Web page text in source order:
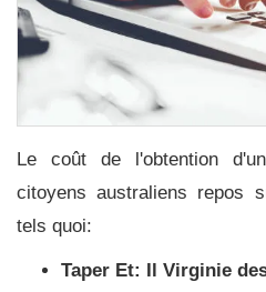
Le coût de l'obtention
citoyens australiens repos
tels quoi:
Taper Et: Il Virginie